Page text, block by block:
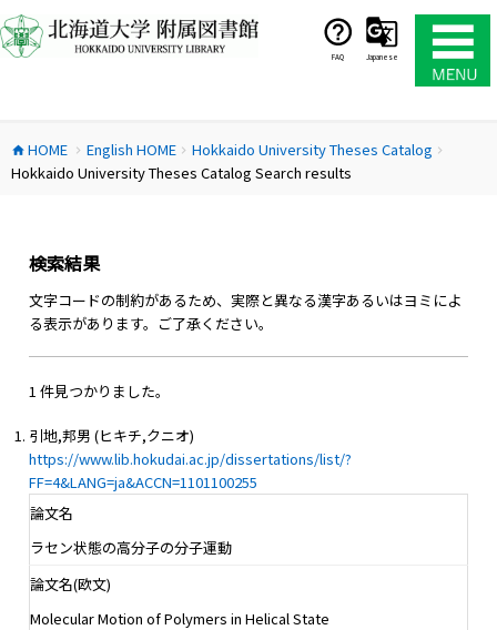
ン
テ
ス
キ
FAQ Japanese
home HOME chevron_right English HOMEchevron_right Hokkaido University Theses Catalog chevron_right
Hokkaido University Theses Catalog Search results
検索結果
文字コードの制約があるため、実際と異なる漢字あるいはヨミによ
る表示があります。ご了承ください。
1 件見つかりました。
引地,邦男 (ヒキチ,クニオ)
https://www.lib.hokudai.ac.jp/dissertations/list/?
FF=4&LANG=ja&ACCN=1101100255
論文名
ラセン状態の高分子の分子運動
論文名(欧文)
Molecular Motion of Polymers in Helical State